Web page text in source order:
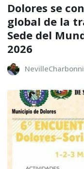
Dolores se
global de la
Sede del
2026